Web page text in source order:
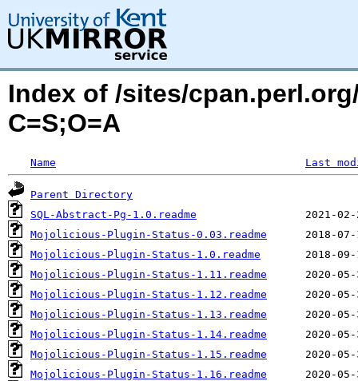
Index of /sites/
C=S;O=A
Name Last
Parent Directory
SQL-Abstract-Pg-1.0.readme
Mojolicious-Plugin-Status-0.03.readme
Mojolicious-Plugin-Status-1.0.readme
Mojolicious-Plugin-Status-1.11.readme
Mojolicious-Plugin-Status-1.12.readme
Mojolicious-Plugin-Status-1.13.readme
Mojolicious-Plugin-Status-1.14.readme
Mojolicious-Plugin-Status-1.15.readme
Mojolicious-Plugin-Status-1.16.readme